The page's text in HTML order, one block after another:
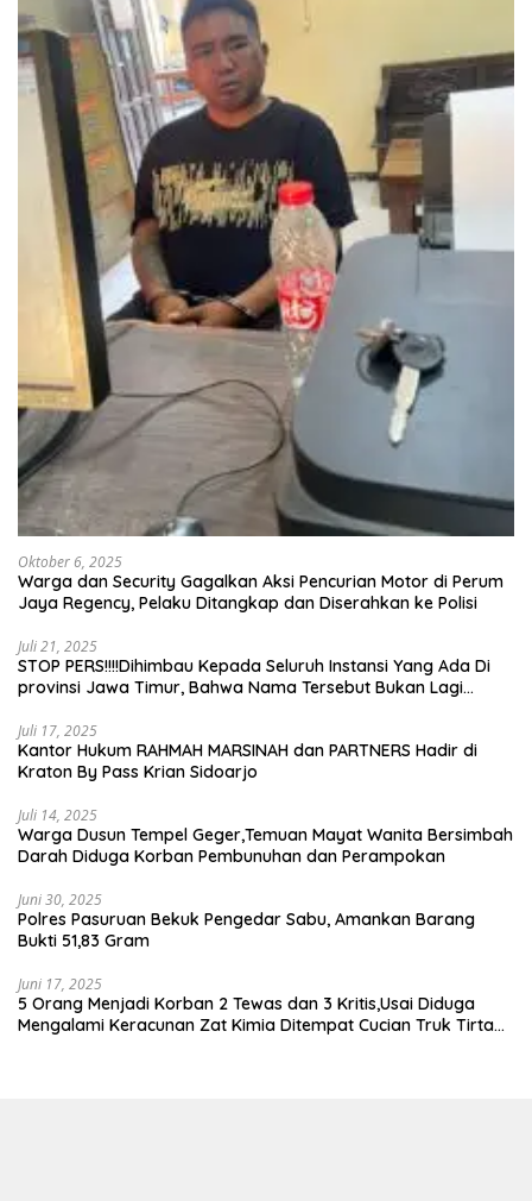
Oktober 6, 2025
Warga dan Security Gagalkan Aksi Pencurian Motor di Perum
Jaya Regency, Pelaku Ditangkap dan Diserahkan ke Polisi
Juli 21, 2025
STOP PERS!!!!Dihimbau Kepada Seluruh Instansi Yang Ada Di
provinsi Jawa Timur, Bahwa Nama Tersebut Bukan Lagi
Juli 17, 2025
Kantor Hukum RAHMAH MARSINAH dan PARTNERS Hadir di
Kraton By Pass Krian Sidoarjo
Juli 14, 2025
Warga Dusun Tempel Geger,Temuan Mayat Wanita Bersimbah
Darah Diduga Korban Pembunuhan dan Perampokan
Juni 30, 2025
Polres Pasuruan Bekuk Pengedar Sabu, Amankan Barang
Bukti 51,83 Gram
Juni 17, 2025
5 Orang Menjadi Korban 2 Tewas dan 3 Kritis,Usai Diduga
Mengalami Keracunan Zat Kimia Ditempat Cucian Truk Tirta